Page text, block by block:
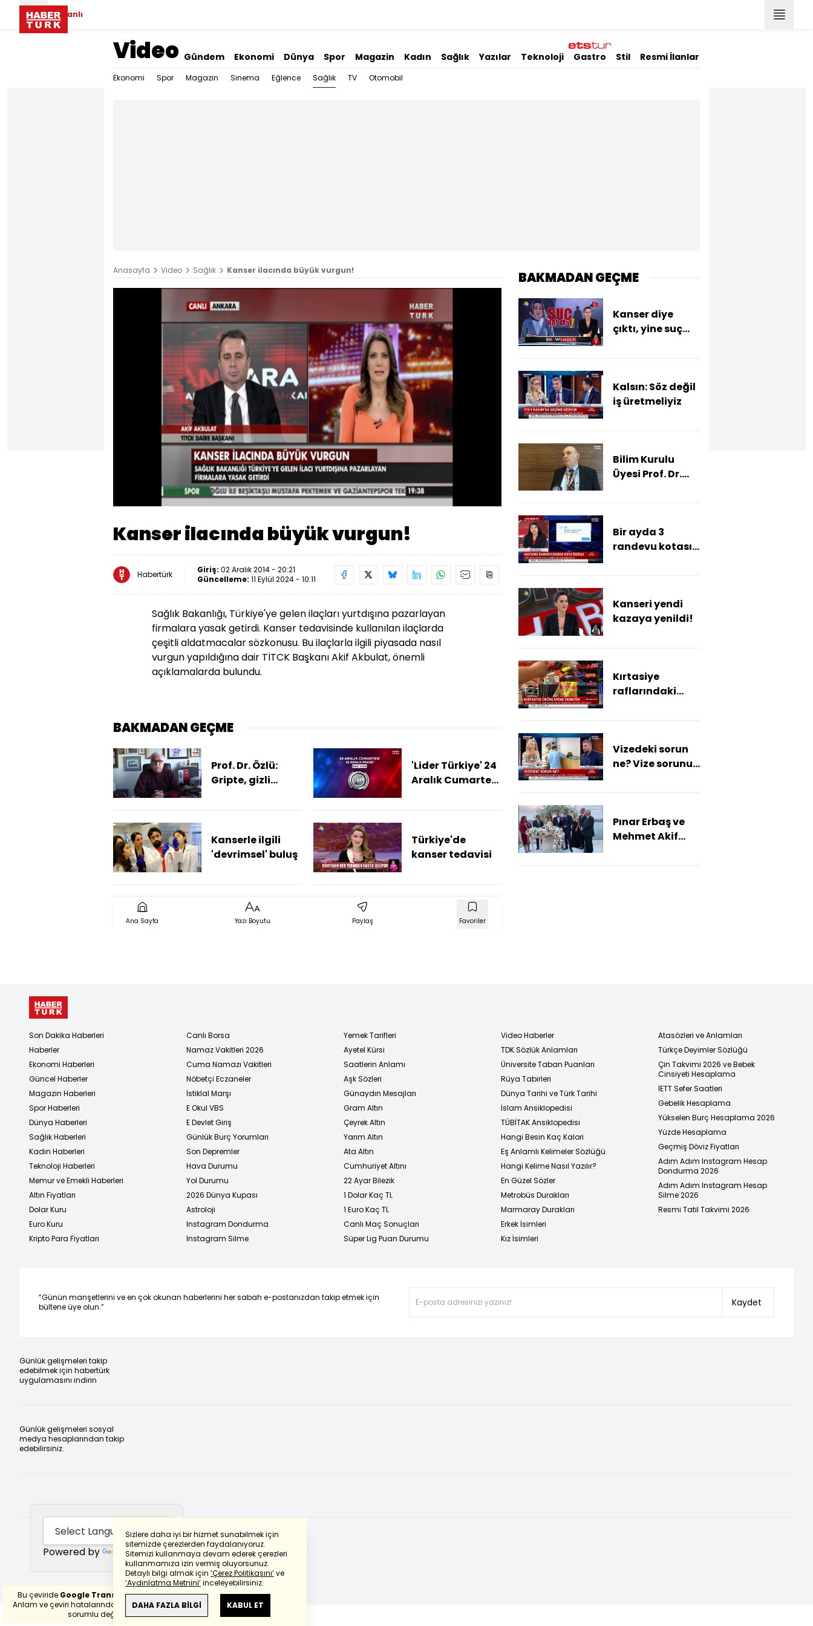
Canlı
Video Gündem Ekonomi Dünya Spor Magazin Kadın Sağlık Yazılar Teknoloji Gastro Stil Resmi İlanlar
Ekonomi Spor Magazin Sinema Eğlence Sağlık TV Otomobil
Anasayfa Video Sağlık Kanser ilacında büyük vurgun!
Sesi
Oynatma
Kanser ilacında büyük vurgun!
Habertürk Giriş: 02 Aralık 2014 - 20:21
Güncelleme: 11 Eylül 2024 - 10:11
Sağlık Bakanlığı, Türkiye'ye gelen ilaçları yurtdışına pazarlayan
firmalara yasak getirdi. Kanser tedavisinde kullanılan ilaçlarda
çeşitli aldatmacalar sözkonusu. Bu ilaçlarla ilgili piyasada nasıl
vurgun yapıldığına dair TİTCK Başkanı Akif Akbulat, önemli
açıklamalarda bulundu.
BAKMADAN GEÇME
Prof. Dr. Özlü:
Gripte, gizli
unutmamak
'Lider Türkiye' 24
Aralık Cumartesi
Kanserle ilgili
'devrimsel' buluş
Türkiye'de
kanser tedavisi
Ana Sayfa Yazı Boyutu Paylaş Favoriler
BAKMADAN GEÇME
Kanser diye
çıktı, yine suç
Kalsın: Söz değil
iş üretmeliyiz
Bilim Kurulu
Üyesi Prof. Dr.
bu yıl ağır
Bir ayda 3
randevu kotası
Kanseri yendi
kazaya yenildi!
Kırtasiye
raflarındaki
Vizedeki sorun
ne? Vize sorunu
Pınar Erbaş ve
Mehmet Akif
dünyaevine
Sizlere daha iyi bir hizmet sunabilmek için
sitemizde çerezlerden faydalanıyoruz.
Sitemizi kullanmaya devam ederek çerezleri
kullanmamıza izin vermiş oluyorsunuz.
Detaylı bilgi almak için ‘Çerez Politikasını’ve
‘Aydınlatma Metnini’inceleyebilirsiniz.
DAHA FAZLA BİLGİ KABUL ET
Son Dakika Haberleri
Haberler
Ekonomi Haberleri
Güncel Haberler
Magazin Haberleri
Spor Haberleri
Dünya Haberleri
Sağlık Haberleri
Kadın Haberleri
Teknoloji Haberleri
Memur ve Emekli Haberleri
Altın Fiyatları
Dolar Kuru
Euro Kuru
Kripto Para Fiyatları
Canlı Borsa
Namaz Vakitleri 2026
Cuma Namazı Vakitleri
Nöbetçi Eczaneler
İstiklal Marşı
E Okul VBS
E Devlet Giriş
Günlük Burç Yorumları
Son Depremler
Hava Durumu
Yol Durumu
2026 Dünya Kupası
Astroloji
Instagram Dondurma
Instagram Silme
Yemek Tarifleri
Ayetel Kürsi
Saatlerin Anlamı
Aşk Sözleri
Günaydın Mesajları
Gram Altın
Çeyrek Altın
Yarım Altın
Ata Altın
Cumhuriyet Altını
22 Ayar Bilezik
1 Dolar Kaç TL
1 Euro Kaç TL
Canlı Maç Sonuçları
Süper Lig Puan Durumu
Video Haberler
TDK Sözlük Anlamları
Üniversite Taban Puanları
Rüya Tabirleri
Dünya Tarihi ve Türk Tarihi
İslam Ansiklopedisi
TÜBİTAK Ansiklopedisi
Hangi Besin Kaç Kalori
Eş Anlamlı Kelimeler Sözlüğü
Hangi Kelime Nasıl Yazılır?
En Güzel Sözler
Metrobüs Durakları
Marmaray Durakları
Erkek İsimleri
Kız İsimleri
Atasözleri ve Anlamları
Türkçe Deyimler Sözlüğü
Çin Takvimi 2026 ve Bebek
Cinsiyeti Hesaplama
İETT Sefer Saatleri
Gebelik Hesaplama
Yükselen Burç Hesaplama 2026
Yüzde Hesaplama
Geçmiş Döviz Fiyatları
Adım Adım Instagram Hesap
Dondurma 2026
Adım Adım Instagram Hesap
Silme 2026
Resmi Tatil Takvimi 2026
“Günün manşetlerini ve en çok okunan haberlerini her sabah e-postanızdan takip etmek için
bültene üye olun.”
Kaydet
Günlük gelişmeleri takip
edebilmek için habertürk
uygulamasını indirin
Günlük gelişmeleri sosyal
medya hesaplarından takip
edebilirsiniz.
Powered by Translate
Bu çeviride Google Transletekullanılmıştır.
Anlam ve çeviri hatalarından
haberturk.com
sorumlu değildir.